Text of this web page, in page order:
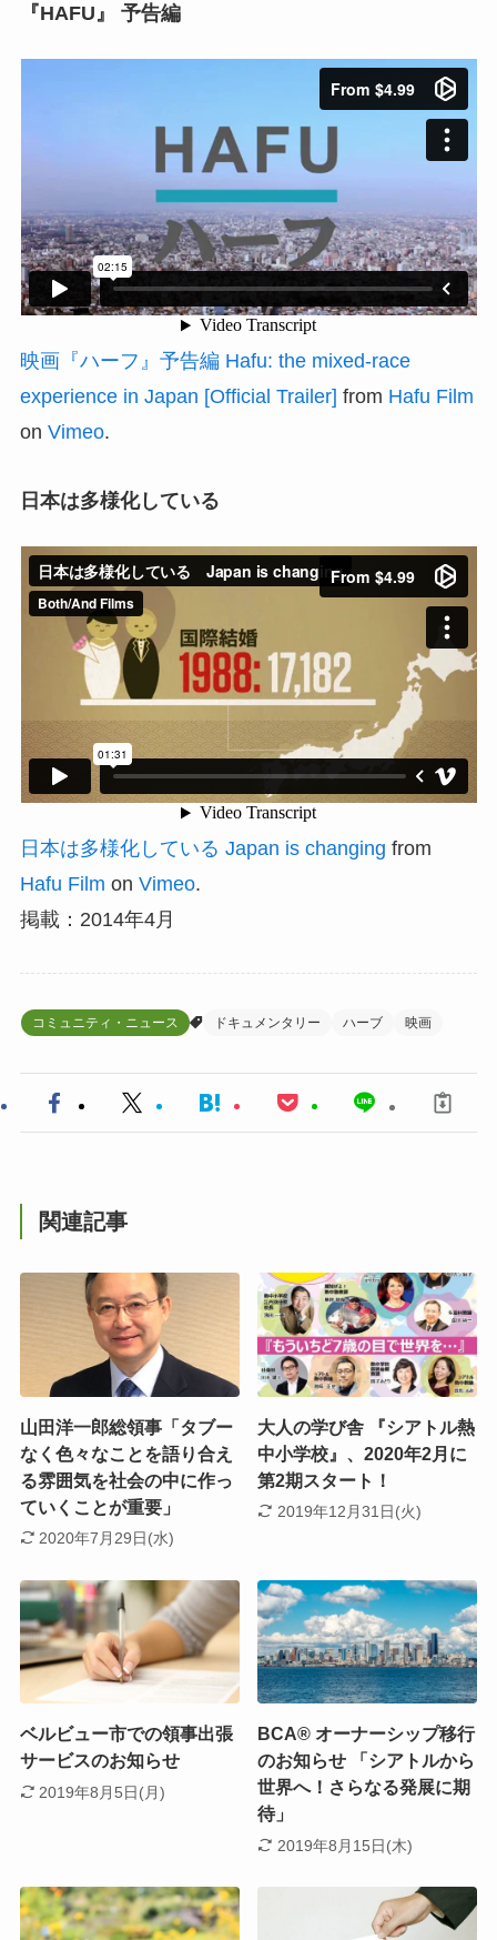
『HAFU』 予告編
映画『ハーフ』予告編 Hafu: the mixed-race
experience in Japan [Official Trailer] from Hafu Film
on Vimeo.
日本は多様化している
日本は多様化している Japan is changing from
Hafu Film on Vimeo.
掲載：2014年4月
コミュニティ・ニュース ドキュメンタリー ハーブ 映画
関連記事
山田洋一郎総領事「タブー
なく色々なことを語り合え
る雰囲気を社会の中に作っ
ていくことが重要」
2020年7月29日(水)
大人の学び舎 『シアトル熱
中小学校』、2020年2月に
第2期スタート！
2019年12月31日(火)
ベルビュー市での領事出張
サービスのお知らせ
2019年8月5日(月)
BCA® オーナーシップ移行
のお知らせ 「シアトルから
世界へ！さらなる発展に期
待」
2019年8月15日(木)